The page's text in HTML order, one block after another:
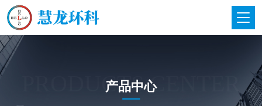
PRODUCTS CENTER
产品中心